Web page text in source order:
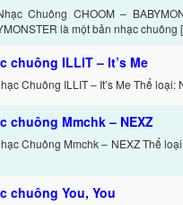
Chuông CHOOM –
là một bản nhạc
chuông ILLIT – It’s Me
Chuông ILLIT – It’s Me Thể
chuông Mmchk – NEXZ
Chuông Mmchk – NEXZ Thể
chuông You, You